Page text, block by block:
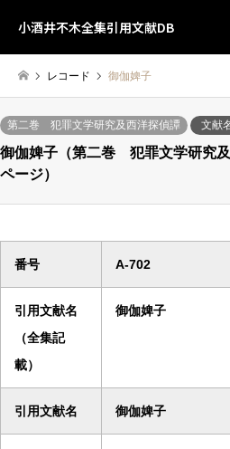
小酒井不木全集引用文献DB
レコード 御伽婢子
第二巻 犯罪文学研究及西洋探偵譚 文献
御伽婢子（第二巻 犯罪文学研究
ページ）
番号 A-702
引用文献名
（全集記
載）
御伽婢子
引用文献名 御伽婢子